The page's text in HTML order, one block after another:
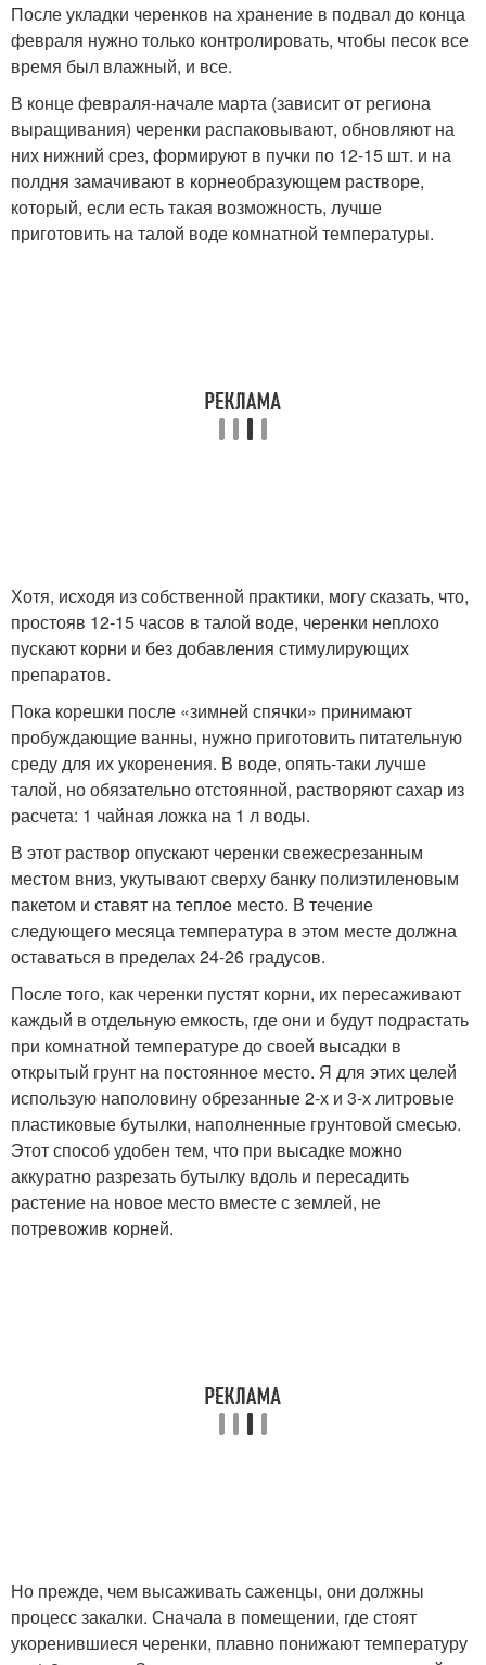
После укладки черенков на хранение в подвал до конца
февраля нужно только контролировать, чтобы песок все
время был влажный, и все.
В конце февраля-начале марта (зависит от региона
выращивания) черенки распаковывают, обновляют на
них нижний срез, формируют в пучки по 12-15 шт. и на
полдня замачивают в корнеобразующем растворе,
который, если есть такая возможность, лучше
приготовить на талой воде комнатной температуры.
Хотя, исходя из собственной практики, могу сказать, что,
простояв 12-15 часов в талой воде, черенки неплохо
пускают корни и без добавления стимулирующих
препаратов.
Пока корешки после «зимней спячки» принимают
пробуждающие ванны, нужно приготовить питательную
среду для их укоренения. В воде, опять-таки лучше
талой, но обязательно отстоянной, растворяют сахар из
расчета: 1 чайная ложка на 1 л воды.
В этот раствор опускают черенки свежесрезанным
местом вниз, укутывают сверху банку полиэтиленовым
пакетом и ставят на теплое место. В течение
следующего месяца температура в этом месте должна
оставаться в пределах 24-26 градусов.
После того, как черенки пустят корни, их пересаживают
каждый в отдельную емкость, где они и будут подрастать
при комнатной температуре до своей высадки в
открытый грунт на постоянное место. Я для этих целей
использую наполовину обрезанные 2-х и 3-х литровые
пластиковые бутылки, наполненные грунтовой смесью.
Этот способ удобен тем, что при высадке можно
аккуратно разрезать бутылку вдоль и пересадить
растение на новое место вместе с землей, не
потревожив корней.
Но прежде, чем высаживать саженцы, они должны
процесс закалки. Сначала в помещении, где стоят
укоренившиеся черенки, плавно понижают температуру